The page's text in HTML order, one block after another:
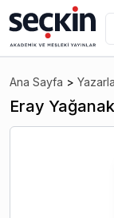
Ana Sayfa >
Eray Yağanak